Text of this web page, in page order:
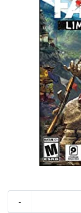
-